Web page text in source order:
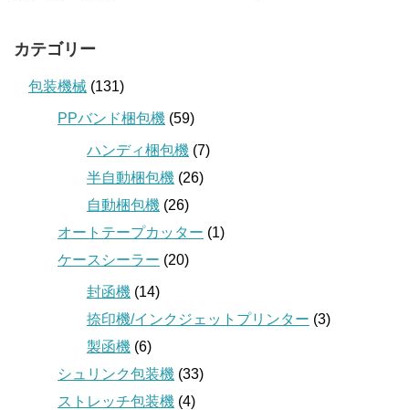
カテゴリー
包装機械 (131)
PPバンド梱包機 (59)
ハンディ梱包機 (7)
半自動梱包機 (26)
自動梱包機 (26)
オートテープカッター (1)
ケースシーラー (20)
封函機 (14)
捺印機/インクジェットプリンター (3)
製函機 (6)
シュリンク包装機 (33)
ストレッチ包装機 (4)